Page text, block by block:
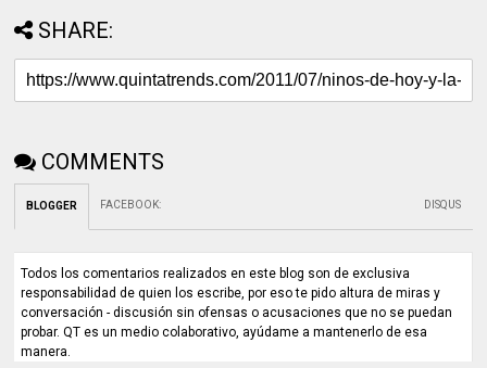
SHARE:
COMMENTS
BLOGGER FACEBOOK: DISQUS
Todos los comentarios realizados en este blog son de exclusiva
responsabilidad de quien los escribe, por eso te pido altura de miras y
conversación - discusión sin ofensas o acusaciones que no se puedan
probar. QT es un medio colaborativo, ayúdame a mantenerlo de esa
manera.